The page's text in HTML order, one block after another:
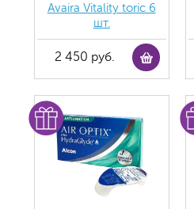
Avaira Vitality toric 6
шт.
2 450 руб.